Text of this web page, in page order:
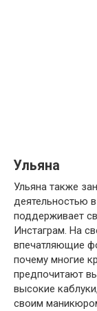
Ульяна
Ульяна также
деятельностью
поддерживает
Инстаграм. На
впечатляющие
почему многие
предпочитают
высокие
своим